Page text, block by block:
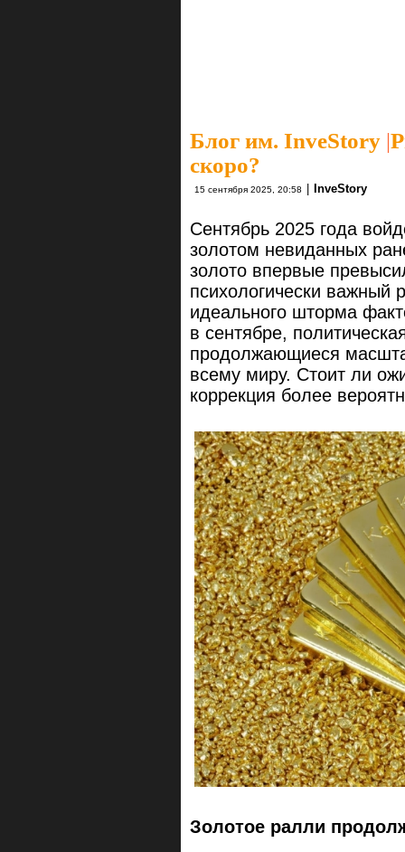
Блог им. InveStory |
скоро?
15 сентября 2025, 20:58 InveStory
Сентябрь 2025 года
золотом невиданных
золото впервые
психологически
идеального шторма
в сентябре,
продолжающиеся
всему миру. Стоит ли
коррекция более
Золотое ралли